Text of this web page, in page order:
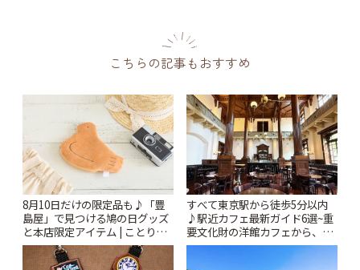
こちらの記事もおすすめ
8月10日だけの限定品も♪「豊
島屋」で見つける鳩の日グッズ
と本店限定アイテム | ことりっ
ぷ
すべて東京駅から徒歩5分以内
♪駅近カフェ最新ガイド6選~重
要文化財の洋館カフェから、改
札すぐのレトロ喫茶まで~ | こと